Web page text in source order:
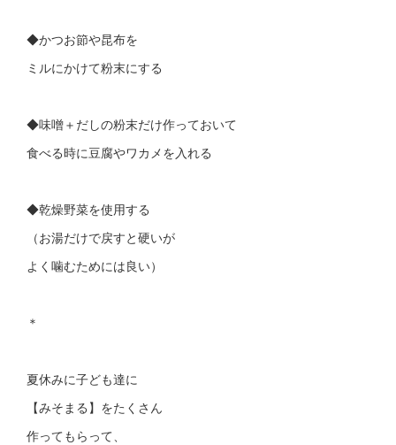
◆かつお節や昆布を
ミルにかけて粉末にする
◆味噌＋だしの粉末だけ作っておいて
食べる時に豆腐やワカメを入れる
◆乾燥野菜を使用する
（お湯だけで戻すと硬いが
よく噛むためには良い）
＊
夏休みに子ども達に
【みそまる】をたくさん
作ってもらって、